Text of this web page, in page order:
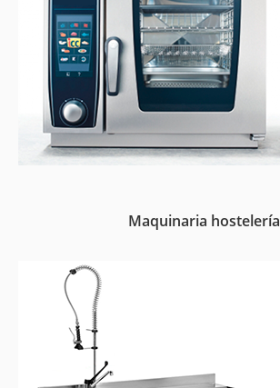
Maquinaria hostelería